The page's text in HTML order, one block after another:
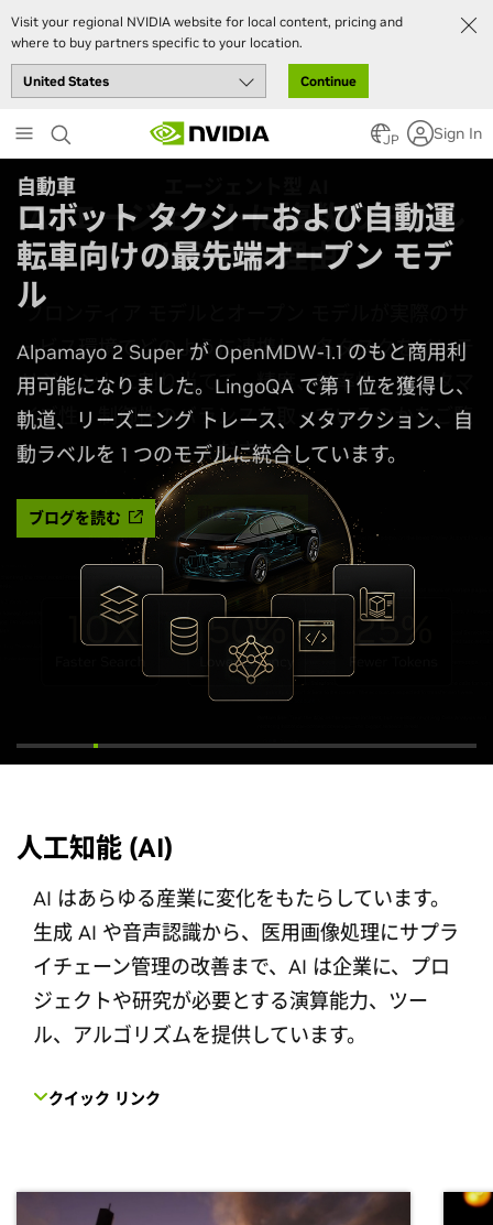
Visit your regional NVIDIA website for local content, pricing and
where to buy partners specific to your location.
Continue
to
main
content
JP Sign In
自動車
ロボット タクシーおよび自動運
転車向けの最先端オープン モデ
ル
Alpamayo 2 Super が OpenMDW-1.1 のもと商用利
用可能になりました。LingoQA で第 1 位を獲得し、
軌道、リーズニング トレース、メタアクション、自
動ラベルを 1 つのモデルに統合しています。
ブログを読む
人工知能 (AI)
AI はあらゆる産業に変化をもたらしています。
生成 AI や音声認識から、医用画像処理にサプラ
イチェーン管理の改善まで、AI は企業に、プロ
ジェクトや研究が必要とする演算能力、ツー
ル、アルゴリズムを提供しています。
クイック リンク